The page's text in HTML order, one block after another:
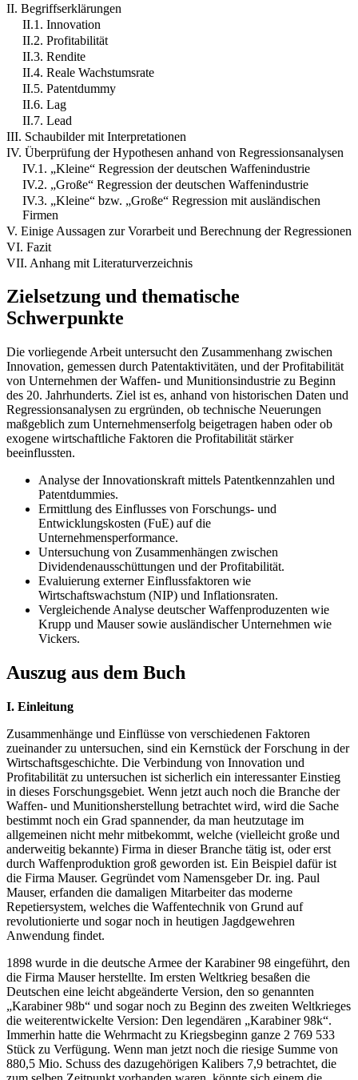
II. Begriffserklärungen
II.1. Innovation
II.2. Profitabilität
II.3. Rendite
II.4. Reale Wachstumsrate
II.5. Patentdummy
II.6. Lag
II.7. Lead
III. Schaubilder mit Interpretationen
IV. Überprüfung der Hypothesen anhand von Regressionsanalysen
IV.1. „Kleine“ Regression der deutschen Waffenindustrie
IV.2. „Große“ Regression der deutschen Waffenindustrie
IV.3. „Kleine“ bzw. „Große“ Regression mit ausländischen
Firmen
V. Einige Aussagen zur Vorarbeit und Berechnung der Regressionen
VI. Fazit
VII. Anhang mit Literaturverzeichnis
Zielsetzung und thematische
Schwerpunkte
Die vorliegende Arbeit untersucht den Zusammenhang zwischen
Innovation, gemessen durch Patentaktivitäten, und der Profitabilität
von Unternehmen der Waffen- und Munitionsindustrie zu Beginn
des 20. Jahrhunderts. Ziel ist es, anhand von historischen Daten und
Regressionsanalysen zu ergründen, ob technische Neuerungen
maßgeblich zum Unternehmenserfolg beigetragen haben oder ob
exogene wirtschaftliche Faktoren die Profitabilität stärker
beeinflussten.
Analyse der Innovationskraft mittels Patentkennzahlen und
Patentdummies.
Ermittlung des Einflusses von Forschungs- und
Entwicklungskosten (FuE) auf die
Unternehmensperformance.
Untersuchung von Zusammenhängen zwischen
Dividendenausschüttungen und der Profitabilität.
Evaluierung externer Einflussfaktoren wie
Wirtschaftswachstum (NIP) und Inflationsraten.
Vergleichende Analyse deutscher Waffenproduzenten wie
Krupp und Mauser sowie ausländischer Unternehmen wie
Vickers.
Auszug aus dem Buch
I. Einleitung
Zusammenhänge und Einflüsse von verschiedenen Faktoren
zueinander zu untersuchen, sind ein Kernstück der Forschung in der
Wirtschaftsgeschichte. Die Verbindung von Innovation und
Profitabilität zu untersuchen ist sicherlich ein interessanter Einstieg
in dieses Forschungsgebiet. Wenn jetzt auch noch die Branche der
Waffen- und Munitionsherstellung betrachtet wird, wird die Sache
bestimmt noch ein Grad spannender, da man heutzutage im
allgemeinen nicht mehr mitbekommt, welche (vielleicht große und
anderweitig bekannte) Firma in dieser Branche tätig ist, oder erst
durch Waffenproduktion groß geworden ist. Ein Beispiel dafür ist
die Firma Mauser. Gegründet vom Namensgeber Dr. ing. Paul
Mauser, erfanden die damaligen Mitarbeiter das moderne
Repetiersystem, welches die Waffentechnik von Grund auf
revolutionierte und sogar noch in heutigen Jagdgewehren
Anwendung findet.
1898 wurde in die deutsche Armee der Karabiner 98 eingeführt, den
die Firma Mauser herstellte. Im ersten Weltkrieg besaßen die
Deutschen eine leicht abgeänderte Version, den so genannten
„Karabiner 98b“ und sogar noch zu Beginn des zweiten Weltkrieges
die weiterentwickelte Version: Den legendären „Karabiner 98k“.
Immerhin hatte die Wehrmacht zu Kriegsbeginn ganze 2 769 533
Stück zu Verfügung. Wenn man jetzt noch die riesige Summe von
880,5 Mio. Schuss des dazugehörigen Kalibers 7,9 betrachtet, die